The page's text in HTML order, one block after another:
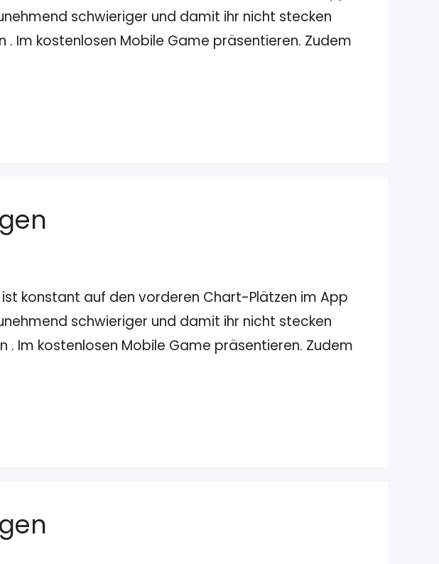
schwieriger und damit ihr nicht stecken
Im kostenlosen Mobile Game präsentieren. Zudem
konstant auf den vorderen Chart-Plätzen im App
schwieriger und damit ihr nicht stecken
. Im kostenlosen Mobile Game präsentieren. Zudem